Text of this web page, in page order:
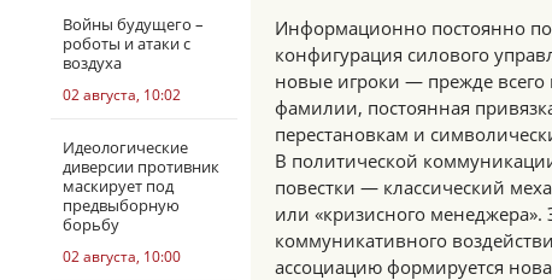
Войны будущего –
роботы и атаки с
воздуха
02 августа, 10:02
Идеологические
диверсии противник
маскирует под
предвыборную
борьбу
02 августа, 10:00
Информационно постоянно
конфигурация силового
новые игроки — прежде всего
фамилии, постоянная
перестановкам и
В политической
повестки — классический
или «кризисного менеджера».
коммуникативного
ассоциацию формируется